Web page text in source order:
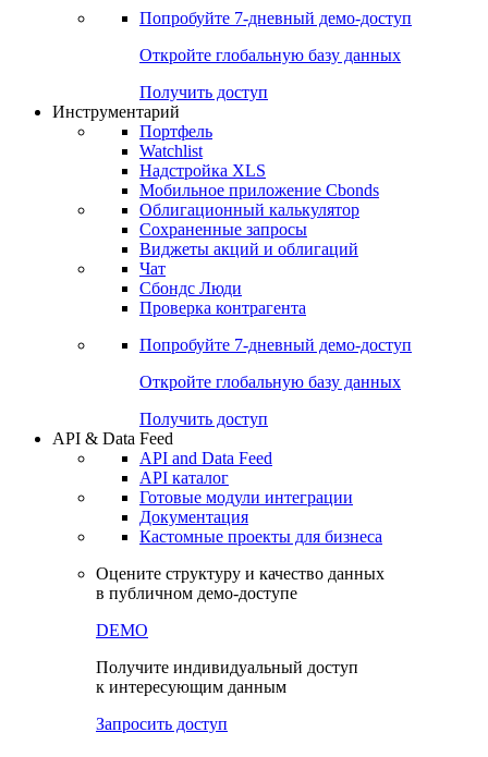
Попробуйте 7-дневный демо-доступ
Откройте глобальную базу данных
Получить доступ
Инструментарий
Портфель
Watchlist
Надстройка XLS
Мобильное приложение Cbonds
Облигационный калькулятор
Сохраненные запросы
Виджеты акций и облигаций
Чат
Сбондс Люди
Проверка контрагента
Попробуйте 7-дневный демо-доступ
Откройте глобальную базу данных
Получить доступ
API & Data Feed
API and Data Feed
API каталог
Готовые модули интеграции
Документация
Кастомные проекты для бизнеса
Оцените структуру и качество данных
в публичном демо-доступе
DEMO
Получите индивидуальный доступ
к интересующим данным
Запросить доступ